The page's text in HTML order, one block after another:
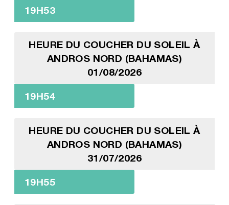
19H53
HEURE DU COUCHER DU SOLEIL À
ANDROS NORD (BAHAMAS)
01/08/2026
19H54
HEURE DU COUCHER DU SOLEIL À
ANDROS NORD (BAHAMAS)
31/07/2026
19H55